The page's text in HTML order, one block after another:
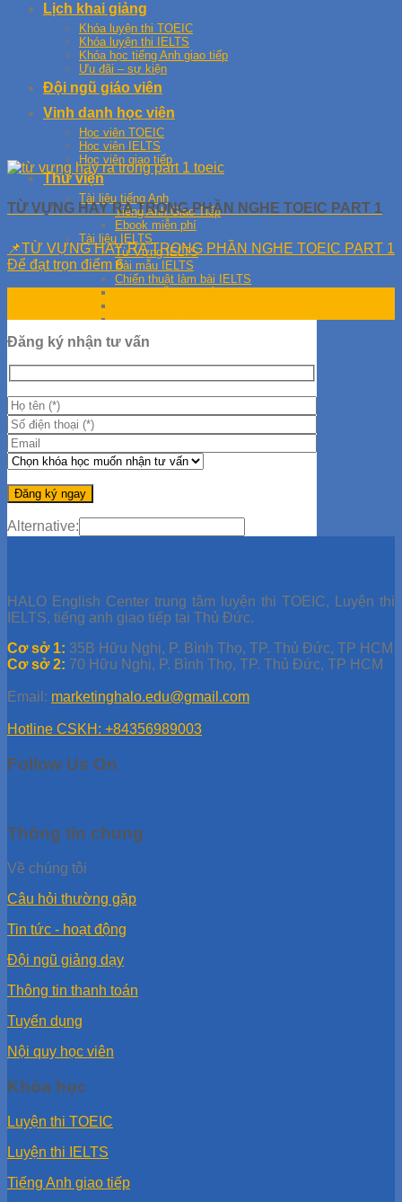
Lịch khai giảng
Khóa luyện thi TOEIC
Khóa luyện thi IELTS
Khóa học tiếng Anh giao tiếp
Ưu đãi – sự kiện
Đội ngũ giáo viên
Vinh danh học viên
Học viên TOEIC
Học viên IELTS
Học viên giao tiếp
Thư viện
Tài liệu tiếng Anh
Tiếng Anh Giao Tiếp
Ebook miễn phí
Tài liệu IELTS
Từ Vựng IELTS
Bài mẫu IELTS
Chiến thuật làm bài IELTS
Tips Học IELTS
Tài liệu TOEIC
Đề thi thử TOEIC
Giải đề ETS 2020
Học TOEIC Online
TỪ VỰNG HAY RA TRONG PHẦN NGHE TOEIC PART 1
📌TỪ VỰNG HAY RA TRONG PHẦN NGHE TOEIC PART 1
Để đạt trọn điểm 6
Đăng ký nhận tư vấn
Alternative:
HALO English Center trung tâm luyện thi TOEIC, Luyện thi
IELTS, tiếng anh giao tiếp tại Thủ Đức.
Cơ sở 1: 35B Hữu Nghị, P. Bình Thọ, TP. Thủ Đức, TP HCM
Cơ sở 2: 70 Hữu Nghị, P. Bình Thọ, TP. Thủ Đức, TP HCM
Email: marketinghalo.edu@gmail.com
Hotline CSKH: +84356989003
Follow Us On
Thông tin chung
Về chúng tôi
Câu hỏi thường gặp
Tin tức - hoạt động
Đội ngũ giảng dạy
Thông tin thanh toán
Tuyển dụng
Nội quy học viên
Khóa học
Luyện thi TOEIC
Luyện thi IELTS
Tiếng Anh giao tiếp